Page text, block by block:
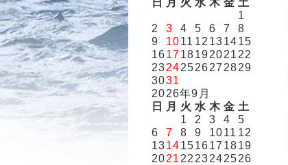
日
月 火 水 木 金 土
1
2
3 4 5 6 7
8
9
1011 12 131415
161718192021 22
2324252627 2829
3031
2026年9月
日
月 火 水 木 金 土
1
2 3 4
5
6
7 8 9 1011 12
1314151617 1819
2021 22 23242526